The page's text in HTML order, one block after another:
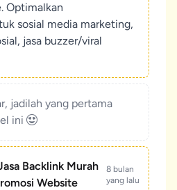
Optimalkan
sosial media marketing,
jasa buzzer/viral
jadilah yang pertama
ini
Backlink Murah
Website
8 bulan
yang lalu